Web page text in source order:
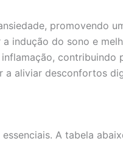
promovendo
indução do sono e
contribuindo
a aliviar desconfortos
A tabela